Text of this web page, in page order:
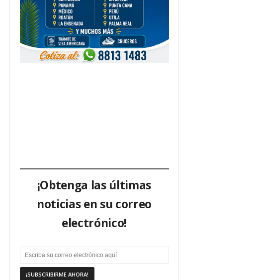
¡Obtenga las últimas
noticias en su correo
electrónico!